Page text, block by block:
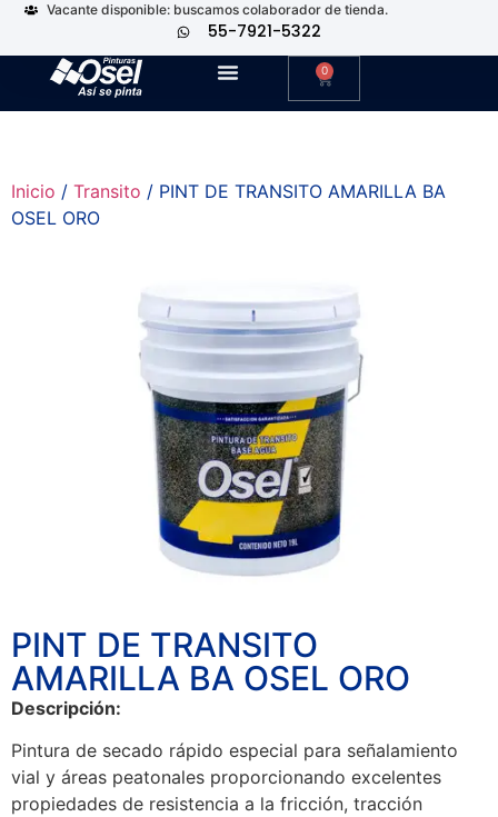
Vacante disponible: buscamos colaborador de tienda.
55-7921-5322
0
Inicio / Transito / PINT DE TRANSITO AMARILLA BA
OSEL ORO
PINT DE TRANSITO
AMARILLA BA OSEL ORO
Descripción:
Pintura de secado rápido especial para señalamiento
vial y áreas peatonales proporcionando excelentes
propiedades de resistencia a la fricción, tracción